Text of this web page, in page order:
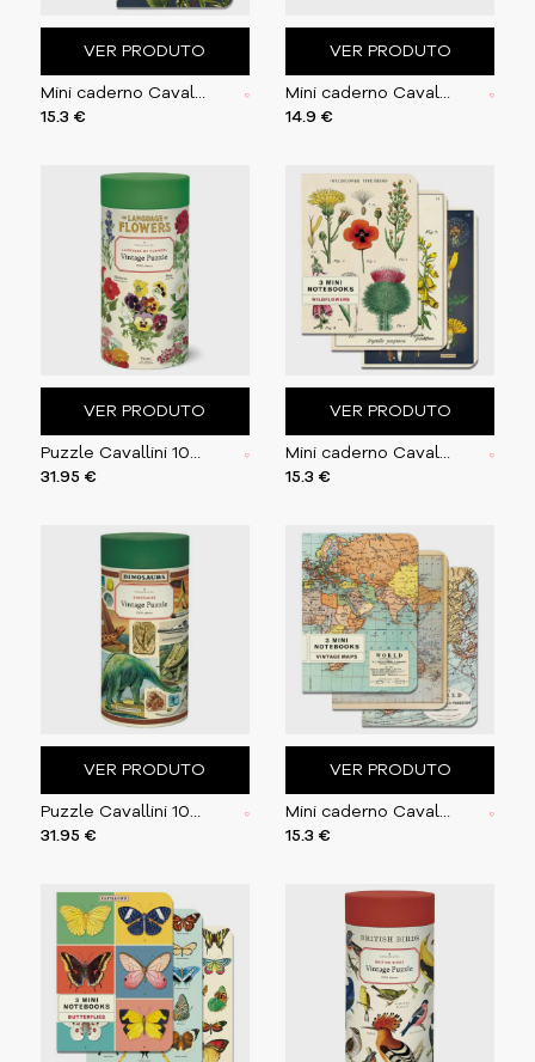
VER PRODUTO
Mini caderno Cavallini 10x14cm c/3 Herbarium
15.3 €
VER PRODUTO
Mini caderno Cavallini 10x14cm c/3 Language of Flors
14.9 €
VER PRODUTO
31.95 €
VER PRODUTO
15.3 €
VER PRODUTO
Puzzle Cavallini 1000 pçs 55X70cm Dinosaurs
31.95 €
VER PRODUTO
Mini caderno Cavallini 10x14cm c/3 V. World Maps
15.3 €